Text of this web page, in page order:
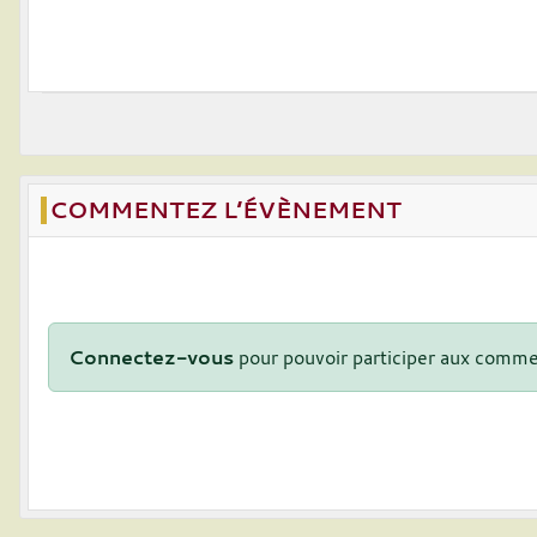
COMMENTEZ L’ÉVÈNEMENT
Connectez-vous pour pouvoir participer aux